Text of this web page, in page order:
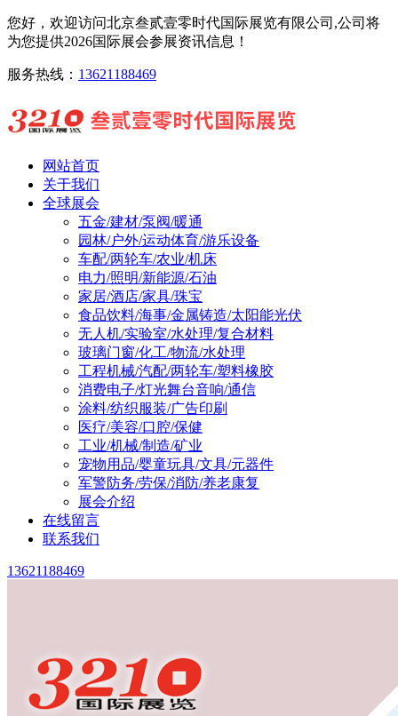
您好，欢迎访问北京叁贰壹零时代国际展览有限公司,公司将
为您提供2026国际展会参展资讯信息！
服务热线： 13621188469
网站首页
关于我们
全球展会
五金/建材/泵阀/暖通
园林/户外/运动体育/游乐设备
车配/两轮车/农业/机床
电力/照明/新能源/石油
家居/酒店/家具/珠宝
食品饮料/海事/金属铸造/太阳能光伏
无人机/实验室/水处理/复合材料
玻璃门窗/化工/物流/水处理
工程机械/汽配/两轮车/塑料橡胶
消费电子/灯光舞台音响/通信
涂料/纺织服装/广告印刷
医疗/美容/口腔/保健
工业/机械/制造/矿业
宠物用品/婴童玩具/文具/元器件
军警防务/劳保/消防/养老康复
展会介绍
在线留言
联系我们
13621188469